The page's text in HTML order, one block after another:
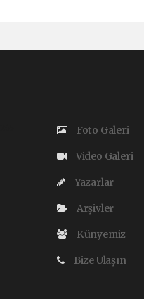
Foto Galeri
Video Galeri
Yazarlar
Arşivler
Künyemiz
Bize Ulaşın